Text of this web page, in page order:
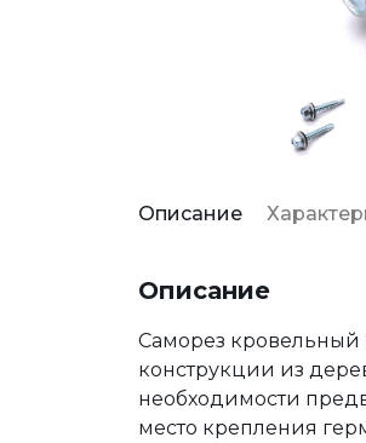
Описание
Описание
Саморез кровельный
конструкции из
необходимости
место крепления